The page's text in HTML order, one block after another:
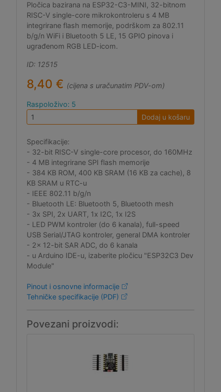
Pločica bazirana na ESP32-C3-MINI, 32-bitnom
RISC-V single-core mikrokontroleru s 4 MB
integrirane flash memorije, podrškom za 802.11
b/g/n WiFi i Bluetooth 5 LE, 15 GPIO pinova i
ugrađenom RGB LED-icom.
ID: 12515
8,40 € (cijena s uračunatim PDV-om)
Raspoloživo: 5
Dodaj u košaru
Specifikacije:
- 32-bit RISC-V single-core procesor, do 160MHz
- 4 MB integrirane SPI flash memorije
- 384 KB ROM, 400 KB SRAM (16 KB za cache), 8
KB SRAM u RTC-u
- IEEE 802.11 b/g/n
- Bluetooth LE: Bluetooth 5, Bluetooth mesh
- 3x SPI, 2x UART, 1x I2C, 1x I2S
- LED PWM kontroler (do 6 kanala), full-speed
USB Serial/JTAG kontroler, general DMA kontroler
- 2x 12-bit SAR ADC, do 6 kanala
- u Arduino IDE-u, izaberite pločicu "ESP32C3 Dev
Module"
Pinout i osnovne informacije
Tehničke specifikacije (PDF)
Povezani proizvodi: